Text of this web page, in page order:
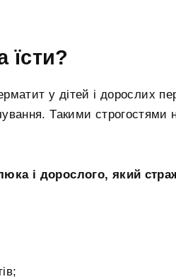
у дітей і дорослих
Такими строгостями
і дорослого, який